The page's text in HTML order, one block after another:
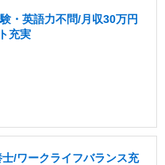
・英語力不問/月収30万円
充実
/ワークライフバランス充